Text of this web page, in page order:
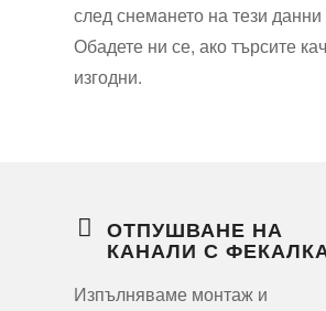
след снемането на тези
Обадете ни се, ако търсите
изгодни.
ОТПУШВАНЕ НА
КАНАЛИ С
Изпълняваме монтаж и